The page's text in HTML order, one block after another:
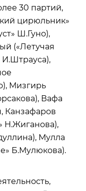
30 партий,
цирюльник»
Ш.Гуно),
(«Летучая
Мизгирь
Вафа
Канзафаров
Н.Жиганова),
Мулла
Б.Мулюкова).